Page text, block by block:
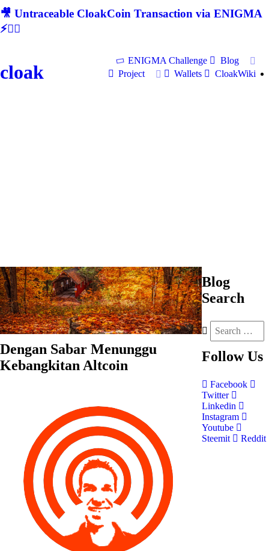
🎥 Untraceable CloakCoin Transaction via ENIGMA
⚡🕵‍♂
cloak
ENIGMA Challenge
Blog
Project
Wallets CloakWiki
Dengan Sabar Menunggu
Kebangkitan Altcoin
Blog
Search
Follow Us
Facebook
Twitter
Linkedin
Instagram
Youtube
Steemit
Reddit